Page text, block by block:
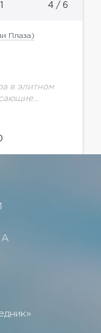
4 / 6
Плаза)
в элитном
с кухней,